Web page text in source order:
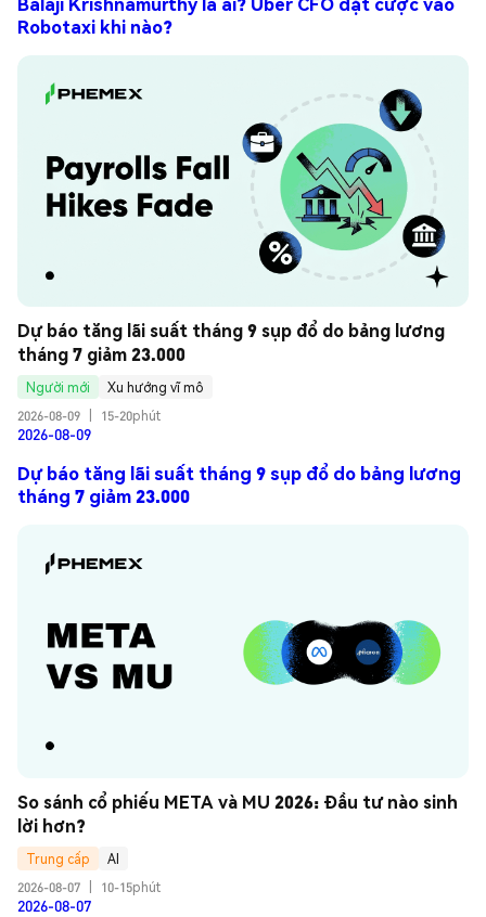
Robotaxi khi nào?
Dự báo tăng lãi suất tháng 9 sụp đổ do bảng lương
tháng 7 giảm 23.000
Người mới
Xu hướng vĩ mô
2026-08-09
15-20phút
2026-08-09
Dự báo tăng lãi suất tháng 9 sụp đổ do bảng lương
tháng 7 giảm 23.000
So sánh cổ phiếu META và MU 2026: Đầu tư nào sinh
lời hơn?
Trung cấp
AI
2026-08-07
10-15phút
2026-08-07